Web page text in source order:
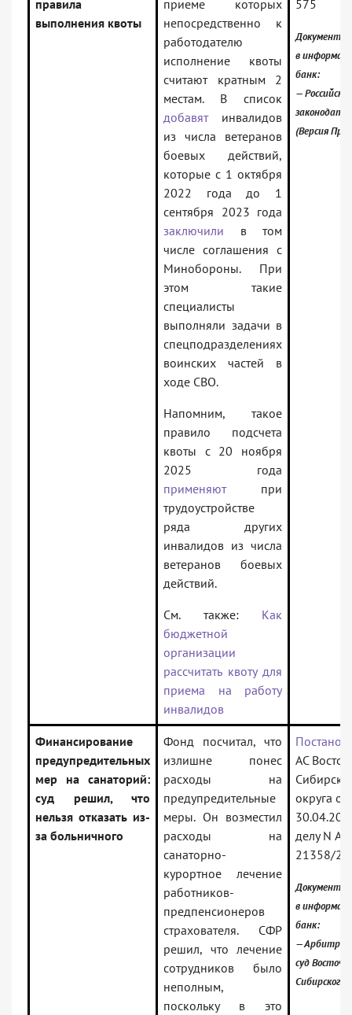
правила
выполнения квоты
приеме которых
непосредственно к
работодателю
исполнение квоты
считают кратным 2
местам. В список
добавятинвалидов
из числа ветеранов
боевых действий,
которые с 1 октября
2022 года до 1
сентября 2023 года
заключили в том
числе соглашения с
Минобороны. При
этом такие
специалисты
выполняли задачи в
спецподразделениях
воинских частей в
ходе СВО.
Напомним, такое
правило подсчета
квоты с 20 ноября
2025 года
применяютпри
трудоустройстве
ряда других
инвалидов из числа
ветеранов боевых
действий.
См. также: Как
бюджетной
организации
рассчитать квоту для
приема на работу
инвалидов
575
Документ
в
банк:
— Российское
(Версия
Финансирование
предупредительных
мер на санаторий:
суд решил, что
нельзя отказать из-
за больничного
Фонд посчитал, что
излишне понес
расходы на
предупредительные
меры. Он возместил
расходы на
санаторно-
курортное лечение
работников-
предпенсионеров
страхователя. СФР
решил, что лечение
сотрудников было
неполным,
поскольку в это
АС
округа от
делу N
21358/
Документ
в
банк:
—
суд
Сибирского